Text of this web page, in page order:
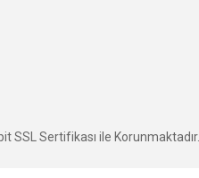
SSL Sertifikası ile Korunmaktadır.